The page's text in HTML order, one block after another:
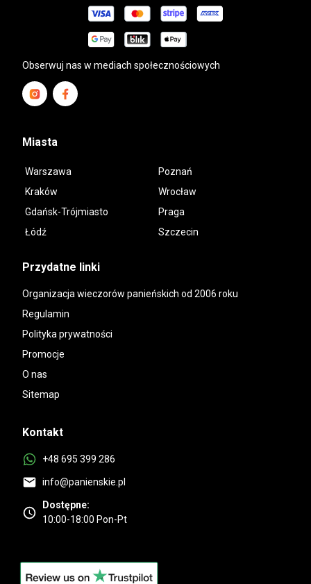
Obserwuj nas w mediach społecznościowych
Miasta
Warszawa
Poznań
Kraków
Wrocław
Gdańsk-Trójmiasto
Praga
Łódź
Szczecin
Przydatne linki
Organizacja wieczorów panieńskich od 2006 roku
Regulamin
Polityka prywatności
Promocje
O nas
Sitemap
Kontakt
+48 695 399 286
info@panienskie.pl
Dostępne:
10:00-18:00 Pon-Pt